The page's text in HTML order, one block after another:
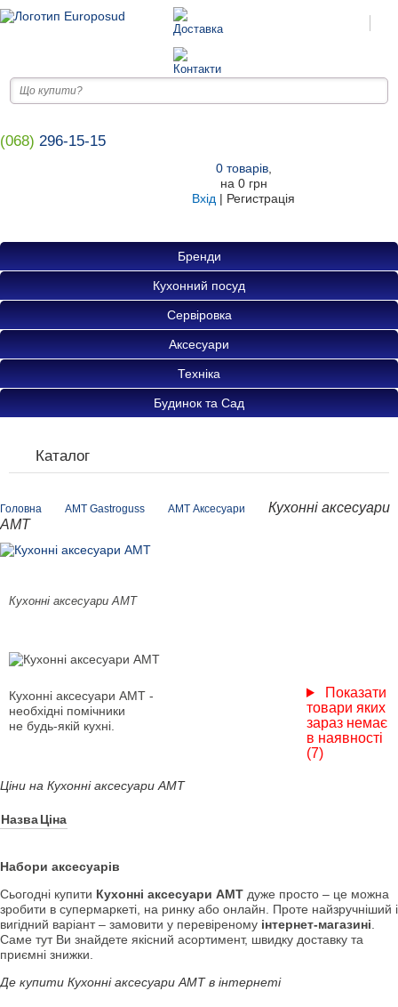
(068) 296-15-15
0товарів,
на 0 грн
Вхід | Регистрація
Бренди
Кухонний посуд
Сервіровка
Аксесуари
Техніка
Будинок та Сад
Каталог
Головна AMT Gastroguss AMT Аксесуари
Кухонні аксесуари
АМТ
Кухонні аксесуари АМТ
Кухонні аксесуари АМТ -
необхідні помічники
не будь-якій кухні.
Показати
товари яких
зараз немає
в наявності
(7)
Ціни на Кухонні аксесуари АМТ
НазваЦіна
Набори аксесуарів
Сьогодні купити Кухонні аксесуари АМТ дуже просто – це можна
зробити в супермаркеті, на ринку або онлайн. Проте найзручніший і
вигідний варіант – замовити у перевіреному інтернет-магазині
Саме тут Ви знайдете якісний асортимент, швидку доставку та
приємні знижки.
Де купити Кухонні аксесуари АМТ в інтернеті